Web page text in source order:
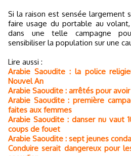
Si la raison est sensée largement
faire usage du portable au
dans une telle campagne
sensibiliser la population sur une
Lire aussi :
Arabie Saoudite : la police
Nouvel An
Arabie Saoudite : arrêtés pour
Arabie Saoudite : première
faites aux femmes
Arabie Saoudite : danser nu vaut
coups de fouet
Arabie Saoudite : sept jeunes
Conduire serait dangereux pour